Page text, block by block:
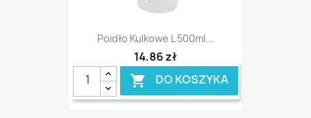
Poidło Kulkowe L 500ml...
14,86 zł
 DO KOSZYKA